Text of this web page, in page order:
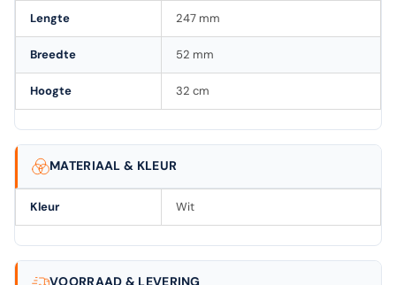
Lengte 247 mm
Breedte 52 mm
Hoogte 32 cm
MATERIAAL & KLEUR
Kleur Wit
VOORRAAD & LEVERING